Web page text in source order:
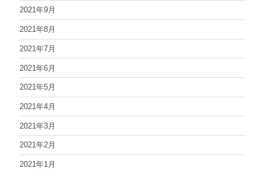
2021年9月
2021年8月
2021年7月
2021年6月
2021年5月
2021年4月
2021年3月
2021年2月
2021年1月